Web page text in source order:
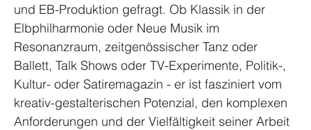
und EB-Produktion gefragt. Ob Klassik in der
Elbphilharmonie oder Neue Musik im
Resonanzraum, zeitgenössischer Tanz oder
Ballett, Talk Shows oder TV-Experimente, Politik-,
Kultur- oder Satiremagazin - er ist fasziniert vom
kreativ-gestalterischen Potenzial, den komplexen
Anforderungen und der Vielfältigkeit seiner Arbeit